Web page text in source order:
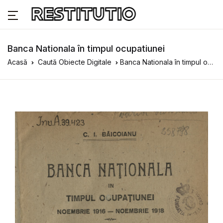
Banca Nationala în timpul ocupatiunei
Acasă Caută Obiecte Digitale Banca Nationala în timpul ocupatiunei